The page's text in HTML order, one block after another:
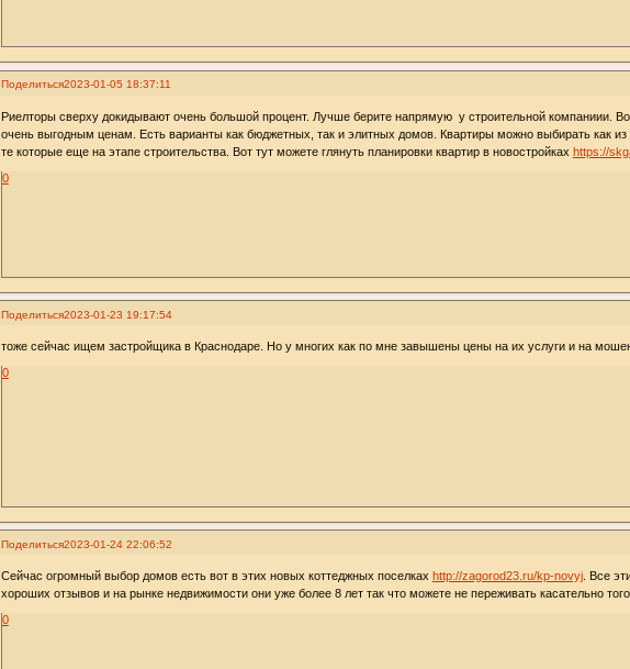
Поделиться2023-01-05 18:37:11
Риелторы сверху докидывают очень большой процент. Лучше берите напрямую у строительной компаниии.
очень выгодным ценам. Есть варианты как бюджетных, так и элитных домов. Квартиры можно выбирать как
те которые еще на этапе строительства. Вот тут можете глянуть планировки квартир в новостройках https://
0
Поделиться2023-01-23 19:17:54
тоже сейчас ищем застройщика в Краснодаре. Но у многих как по мне завышены цены на их услуги и на
0
Поделиться2023-01-24 22:06:52
Сейчас огромный выбор домов есть вот в этих новых коттеджных поселках http://zagorod23.ru/kp-novyj. Все
хороших отзывов и на рынке недвижимости они уже более 8 лет так что можете не переживать касательно
0